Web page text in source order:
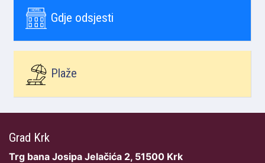
Gdje odsjesti
Plaže
Grad Krk
Trg bana Josipa Jelačića 2, 51500 Krk